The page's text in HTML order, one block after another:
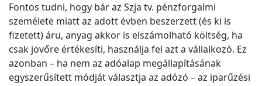
Fontos tudni, hogy bár az Szja tv. pénzforgalmi
személete miatt az adott évben beszerzett (és ki is
fizetett) áru, anyag akkor is elszámolható költség, ha
csak jövőre értékesíti, használja fel azt a vállalkozó. Ez
azonban – ha nem az adóalap megállapításának
egyszerűsített módját választja az adózó – az iparűzési